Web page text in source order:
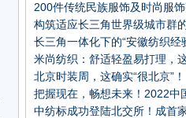
力度
200件传统民族服饰及时尚服
馆，中华民族服饰艺术展览隆
构筑适应长三角世界级城市群
体系
长三角一体化下的“安徽纺织经
米尚纺织：舒适轻盈易打理，
料你不能错过！
北京时装周，这确实“很北京”！
把握现在，畅想未来！2022中
行业信心
中纺标成功登陆北交所！成首